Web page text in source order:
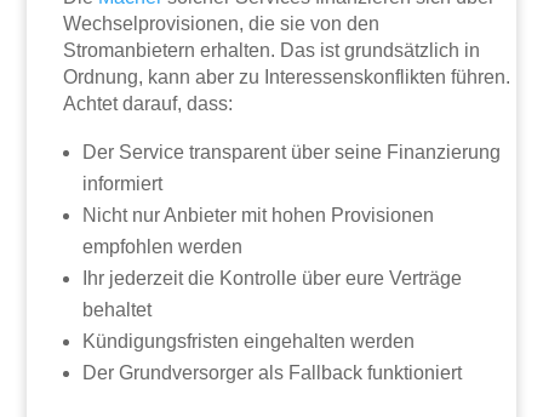
Wechselprovisionen, die sie von den
Stromanbietern erhalten. Das ist grundsätzlich in
Ordnung, kann aber zu Interessenskonflikten führen.
Achtet darauf, dass:
Der Service transparent über seine Finanzierung
informiert
Nicht nur Anbieter mit hohen Provisionen
empfohlen werden
Ihr jederzeit die Kontrolle über eure Verträge
behaltet
Kündigungsfristen eingehalten werden
Der Grundversorger als Fallback funktioniert